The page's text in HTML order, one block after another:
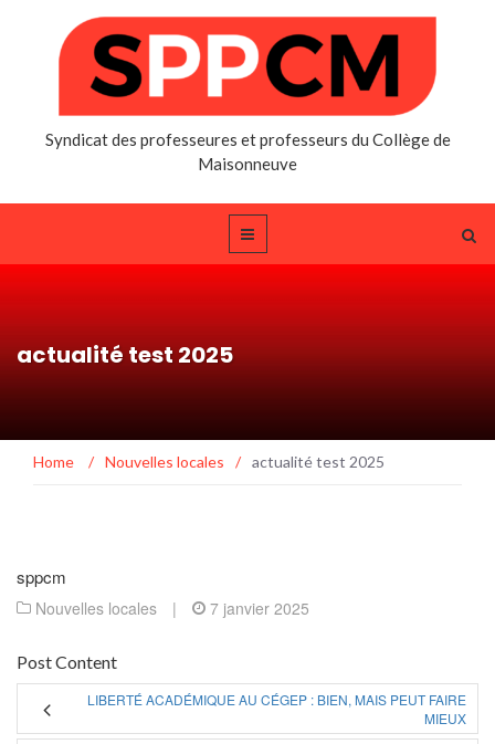
Syndicat des professeures et professeurs du Collège de
Maisonneuve
actualité test 2025
Home / Nouvelles locales / actualité test 2025
sppcm
Nouvelles locales | 7 janvier 2025
Post Content
LIBERTÉ ACADÉMIQUE AU CÉGEP : BIEN, MAIS PEUT FAIRE
MIEUX